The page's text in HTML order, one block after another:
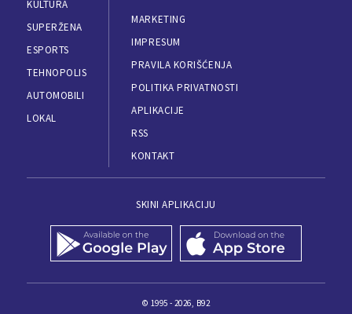
KULTURA
SUPERŽENA
ESPORTS
TEHNOPOLIS
AUTOMOBILI
LOKAL
MARKETING
IMPRESUM
PRAVILA KORIŠĆENJA
POLITIKA PRIVATNOSTI
APLIKACIJE
RSS
KONTAKT
SKINI APLIKACIJU
© 1995 - 2026, B92